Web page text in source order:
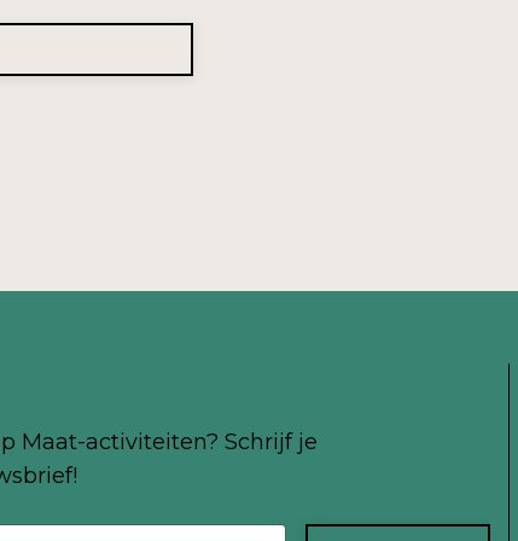
Maat-activiteiten? Schrijf je